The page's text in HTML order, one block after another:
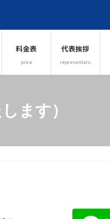
料金表
price
代表挨拶
representative
ます）